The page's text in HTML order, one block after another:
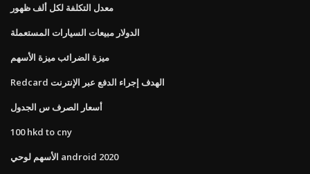
معدل التكلفة لكل ألف ظهور
الدولار مبيعات السيارات المستعملة
ميزة الضرائب ميزة الأسهم
Redcard الهدف إجراء الدفع عبر الإنترنت
أسعار الصرف س الجدول
100 hkd to cny
الأسهم لوحي android 2020